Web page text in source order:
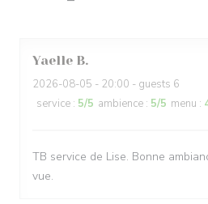
Yaelle B
2026-08-05 - 20:00 - guests 6
service : 5/5 ambience : 5/5 menu :
TB service de Lise. Bonne
vue.